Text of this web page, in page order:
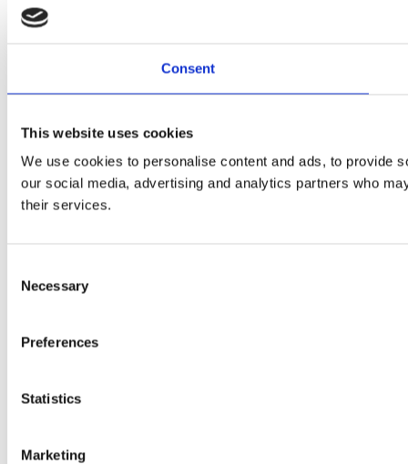
Consent
This website uses cookies
We use cookies to personalise content and ads, to provide
our social media, advertising and analytics partners who
their services.
Selection
Necessary
Preferences
Statistics
Marketing